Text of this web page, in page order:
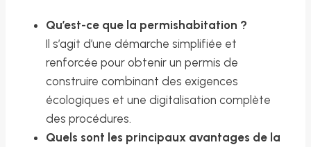
Qu’est-ce que la permishabitation ?
Il s’agit d’une démarche simplifiée et
renforcée pour obtenir un permis de
construire combinant des exigences
écologiques et une digitalisation complète
des procédures.
Quels sont les principaux avantages de la